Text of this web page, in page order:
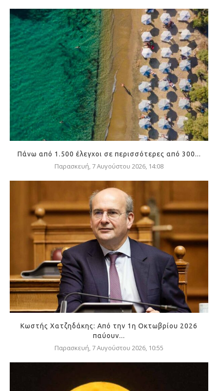
Πάνω από 1.500 έλεγχοι σε περισσότερες από 300...
Παρασκευή, 7 Αυγούστου 2026, 14:08
Κωστής Χατζηδάκης: Από την 1η Οκτωβρίου 2026
παύουν...
Παρασκευή, 7 Αυγούστου 2026, 10:55